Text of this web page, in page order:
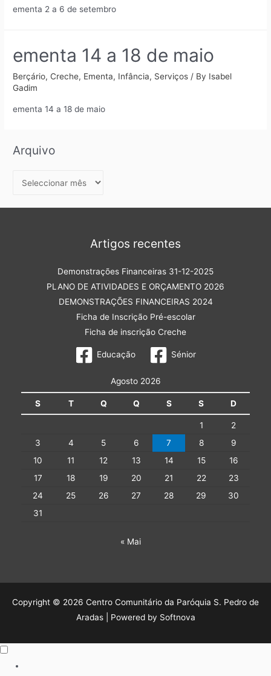
ementa 2 a 6 de setembro
ementa 14 a 18 de maio
Berçário, Creche, Ementa, Infância, Serviços / By Isabel
Gadim
ementa 14 a 18 de maio
Arquivo
q
Artigos recentes
Demonstrações Financeiras 31-12-2025
PLANO DE ATIVIDADES E ORÇAMENTO 2026
DEMONSTRAÇÕES FINANCEIRAS 2024
Ficha de Inscrição Pré-escolar
Ficha de inscrição Creche
Educação Sénior
Agosto 2026
S T Q Q S S D
1
2
3
4 5 6 7 8
9
10
11 12 13 14 15
16
17
18 19 20 21 22
23
24
25 26 27 28 29
30
31
« Mai
Copyright © 2026 Centro Comunitário da Paróquia S. Pedro de
Aradas | Powered by Softnova